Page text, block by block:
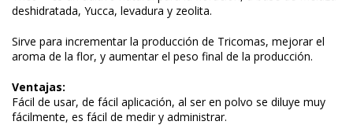
deshidratada, Yucca, levadura y zeolita.
Sirve para incrementar la producción de Tricomas, mejorar el
aroma de la flor, y aumentar el peso final de la producción.
Ventajas:
Fácil de usar, de fácil aplicación, al ser en polvo se diluye muy
fácilmente, es fácil de medir y administrar.